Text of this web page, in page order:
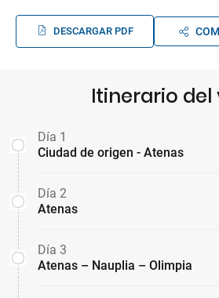
DESCARGAR PDF
Itinerario del
Día 1
Ciudad de origen - Atenas
Día 2
Atenas
Día 3
Atenas – Nauplia – Olimpia